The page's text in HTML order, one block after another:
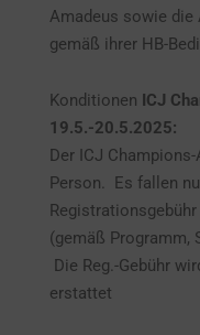
Amadeus sowie die
gemäß ihrer HB-
Konditionen ICJ
19.5.-20.5.2025:
Der ICJ
Person. Es fallen
(gemäß Programm,
Die Reg.-Gebühr
erstattet